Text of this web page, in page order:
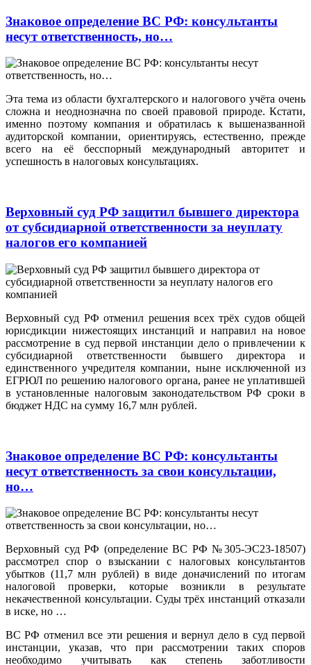
Знаковое определение ВС РФ: консультанты
несут ответственность, но…
Эта тема из области бухгалтерского и налогового учёта очень
сложна и неоднозначна по своей правовой природе. Кстати,
именно поэтому компания и обратилась к вышеназванной
аудиторской компании, ориентируясь, естественно, прежде
всего на её бесспорный международный авторитет и
успешность в налоговых консультациях.
Верховный суд РФ защитил бывшего директора
от субсидиарной ответственности за неуплату
налогов его компанией
Верховный суд РФ отменил решения всех трёх судов общей
юрисдикции нижестоящих инстанций и направил на новое
рассмотрение в суд первой инстанции дело о привлечении к
субсидиарной ответственности бывшего директора и
единственного учредителя компании, ныне исключенной из
ЕГРЮЛ по решению налогового органа, ранее не уплатившей
в установленные налоговым законодательством РФ сроки в
бюджет НДС на сумму 16,7 млн рублей.
Знаковое определение ВС РФ: консультанты
несут ответственность за свои консультации,
но…
Верховный суд РФ (определение ВС РФ №305-ЭС23-18507)
рассмотрел спор о взыскании с налоговых консультантов
убытков (11,7 млн рублей) в виде доначислений по итогам
налоговой проверки, которые возникли в результате
некачественной консультации. Суды трёх инстанций отказали
в иске, но …
ВС РФ отменил все эти решения и вернул дело в суд первой
инстанции, указав, что при рассмотрении таких споров
необходимо учитывать как степень заботливости